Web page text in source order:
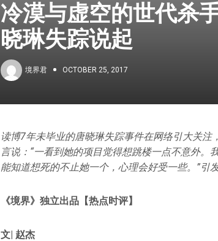
冷漠与虚空的世代杀
晓琳失踪说起
境界君 OCTOBER 25, 2017
读博7年未毕业的唐晓琳失踪事件在网络引大关
言说：“一看到她的项目觉得想跳楼一点不意外
能知道想死的不止她一个，心理会好受一些。”引
《境界》独立出品【热点时评】
文| 赵杰